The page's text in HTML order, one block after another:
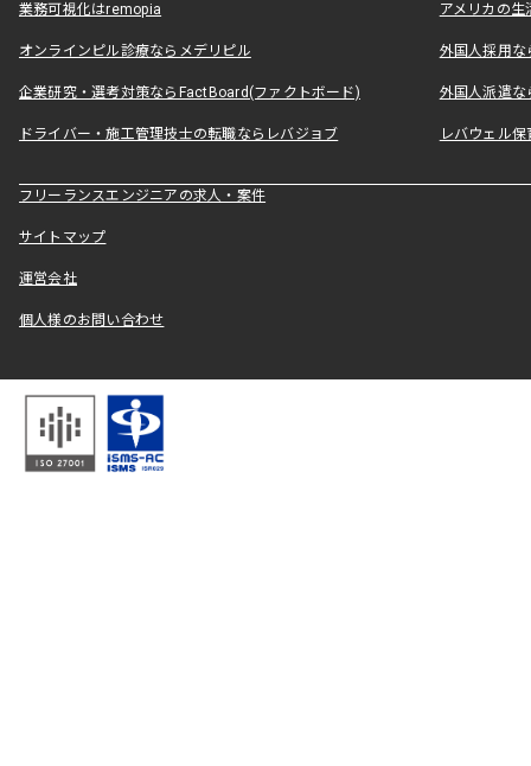
業務可視化はremopia アメリカの
オンラインピル診療ならメデリピル 外国人採用
企業研究・選考対策ならFactBoard(ファクトボード) 外国人派遣な
ドライバー・施工管理技士の転職ならレバジョブ レバウェル
フリーランスエンジニアの求人・案件
サイトマップ
運営会社
個人様のお問い合わせ